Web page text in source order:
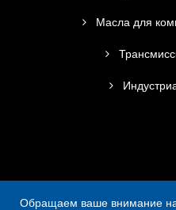
Масла для
Обращаем ваше внимание на